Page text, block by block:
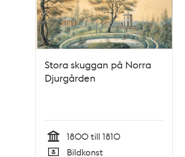
Stora skuggan på Norra
Djurgården
Tid
1800 till 1810
Bildkonst